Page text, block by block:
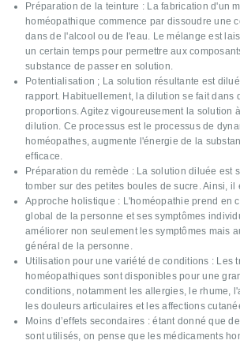
Préparation de la teinture : La fabrication d'un
homéopathique commence par dissoudre une
dans de l'alcool ou de l'eau. Le mélange est
un certain temps pour permettre aux
substance de passer en solution.
Potentialisation ; La solution résultante est
rapport. Habituellement, la dilution se fait dans
proportions. Agitez vigoureusement la solution
dilution. Ce processus est le processus de
homéopathes, augmente l'énergie de la
efficace.
Préparation du remède : La solution diluée est
tomber sur des petites boules de sucre. Ainsi, il
Approche holistique : L'homéopathie prend en
global de la personne et ses symptômes
améliorer non seulement les symptômes mais
général de la personne.
Utilisation pour une variété de conditions : Les
homéopathiques sont disponibles pour une
conditions, notamment les allergies, le rhume,
les douleurs articulaires et les affections
Moins d’effets secondaires : étant donné que
sont utilisés, on pense que les médicaments